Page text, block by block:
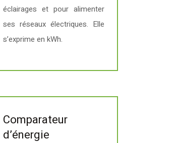
éclairages et pour alimenter
ses réseaux électriques. Elle
s’exprime en kWh.
Comparateur
d’énergie